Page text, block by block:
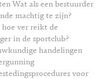
Wat als een bestuurder
machtig te zijn?
hoe ver reikt de
in de sportclub?
handelingen
voor